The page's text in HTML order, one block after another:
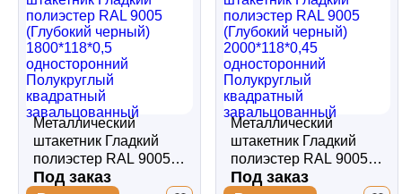
Металлический
штакетник Гладкий
полиэстер RAL 9005
(Глубокий черный)
Под заказ
Металлический
штакетник Гладкий
полиэстер RAL 9005
(Глубокий черный)
Под заказ